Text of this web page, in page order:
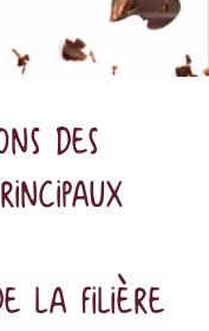
des
la filière